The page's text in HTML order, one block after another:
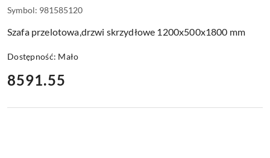
Symbol: 981585120
Szafa przelotowa,drzwi skrzydłowe 1200x500x1800 mm
Dostępność: Mało
cena:
8591.55